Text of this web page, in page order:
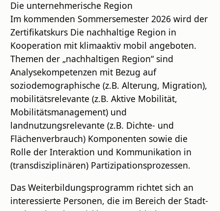
Die unternehmerische Region
Im kommenden Sommersemester 2026 wird der
Zertifikatskurs Die nachhaltige Region in
Kooperation mit klimaaktiv mobil angeboten.
Themen der „nachhaltigen Region“ sind
Analysekompetenzen mit Bezug auf
soziodemographische (z.B. Alterung, Migration),
mobilitätsrelevante (z.B. Aktive Mobilität,
Mobilitätsmanagement) und
landnutzungsrelevante (z.B. Dichte- und
Flächenverbrauch) Komponenten sowie die
Rolle der Interaktion und Kommunikation in
(transdisziplinären) Partizipationsprozessen.
Das Weiterbildungsprogramm richtet sich an
interessierte Personen, die im Bereich der Stadt-